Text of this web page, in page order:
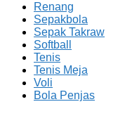
Renang
Sepakbola
Sepak Takraw
Softball
Tenis
Tenis Meja
Voli
Bola Penjas